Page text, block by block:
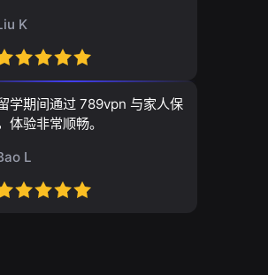
K
学期间通过 789vpn 与家人保
体验非常顺畅。
L